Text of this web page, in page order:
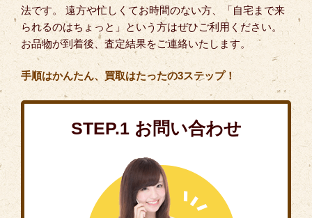
法です。 遠方や忙しくてお時間のない方、「自宅まで来
られるのはちょっと」という方はぜひご利用ください。
お品物が到着後、査定結果をご連絡いたします。
手順はかんたん、買取はたったの3ステップ！
STEP.1 お問い合わせ